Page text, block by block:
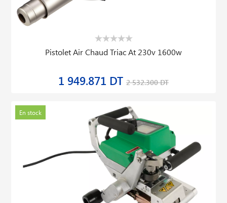
Pistolet Air Chaud Triac At 230v 1600w
1 949.871 DT 2 532.300 DT
En stock